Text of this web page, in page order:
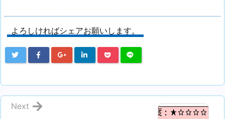
よろしければシェアお願いします。
Next